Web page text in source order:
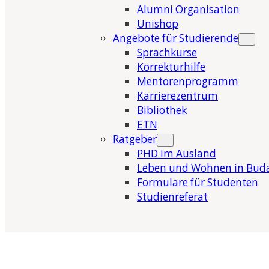
Alumni Organisation
Unishop
Angebote für Studierende
Sprachkurse
Korrekturhilfe
Mentorenprogramm
Karrierezentrum
Bibliothek
ETN
Ratgeber
PHD im Ausland
Leben und Wohnen in
Formulare für Studenten
Studienreferat